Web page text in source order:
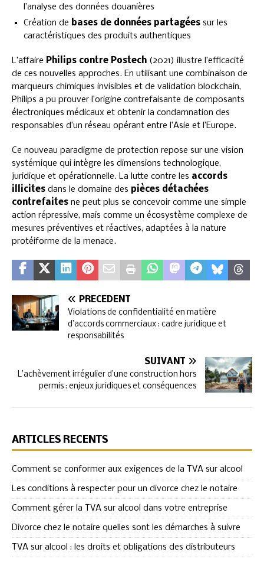
l’analyse des données douanières
Création de bases de données partagées sur les
caractéristiques des produits authentiques
L’affaire Philips contre Postech (2021) illustre l’efficacité
de ces nouvelles approches. En utilisant une combinaison de
marqueurs chimiques invisibles et de validation blockchain,
Philips a pu prouver l’origine contrefaisante de composants
électroniques médicaux et obtenir la condamnation des
responsables d’un réseau opérant entre l’Asie et l’Europe.
Ce nouveau paradigme de protection repose sur une vision
systémique qui intègre les dimensions technologique,
juridique et opérationnelle. La lutte contre les accords
illicites dans le domaine des pièces détachées
contrefaites ne peut plus se concevoir comme une simple
action répressive, mais comme un écosystème complexe de
mesures préventives et réactives, adaptées à la nature
protéiforme de la menace.
PRÉCÉDENT
Violations de confidentialité en matière
d’accords commerciaux : cadre juridique et
responsabilités
SUIVANT
L’achèvement irrégulier d’une construction hors
permis : enjeux juridiques et conséquences
ARTICLES RÉCENTS
Comment se conformer aux exigences de la TVA sur alcool
Les conditions à respecter pour un divorce chez le notaire
Comment gérer la TVA sur alcool dans votre entreprise
Divorce chez le notaire quelles sont les démarches à suivre
TVA sur alcool : les droits et obligations des distributeurs